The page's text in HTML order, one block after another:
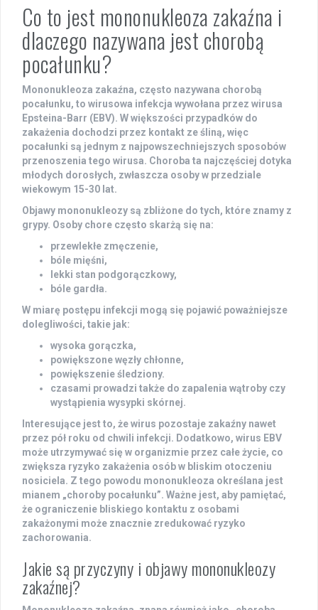
Co to jest mononukleoza zakaźna i
dlaczego nazywana jest chorobą
pocałunku?
Mononukleoza zakaźna, często nazywana chorobą
pocałunku, to wirusowa infekcja wywołana przez wirusa
Epsteina-Barr (EBV). W większości przypadków do
zakażenia dochodzi przez kontakt ześliną, więc
pocałunki są jednym z najpowszechniejszych sposobów
przenoszenia tego wirusa. Choroba ta najczęściej dotyka
młodych dorosłych, zwłaszcza osoby w przedziale
wiekowym 15-30 lat.
Objawy mononukleozy są zbliżone do tych, które znamy z
grypy. Osoby chore często skarżą się na:
przewlekłe zmęczenie,
bóle mięśni,
lekki stan podgorączkowy,
bóle gardła.
W miarę postępu infekcji mogą się pojawić poważniejsze
dolegliwości, takie jak:
wysoka gorączka,
powiększone węzły chłonne,
powiększenie śledziony.
czasami prowadzi także do zapalenia wątroby czy
wystąpienia wysypki skórnej.
Interesujące jest to, że wirus pozostaje zakaźny nawet
przez pół roku od chwili infekcji. Dodatkowo, wirus EBV
może utrzymywać się w organizmie przez całe życie, co
zwiększa ryzyko zakażenia osób w bliskim otoczeniu
nosiciela. Z tego powodu mononukleoza określana jest
mianem „choroby pocałunku”. Ważne jest, aby pamiętać,
że ograniczenie bliskiego kontaktu z osobami
zakażonymi może znacznie zredukować ryzyko
zachorowania.
Jakie są przyczyny i objawy mononukleozy
zakaźnej?